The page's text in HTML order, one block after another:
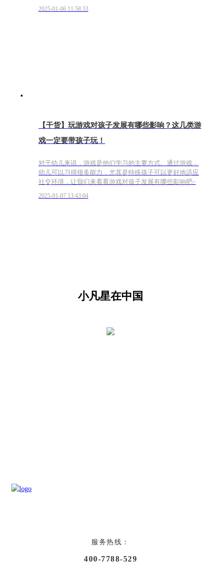
2025-01-06 11:58:33
【干货】玩游戏对孩子发展有哪些影响？这几类游
戏一定要带孩子玩！
对于幼儿来说，游戏是他们学习的主要方式。通过游戏，
幼儿可以习得很多能力，尤其是特殊孩子可以更好地适应
社交环境，让我们来看看游戏对孩子发展有哪些影响吧~
2025-01-07 13:43:04
小凡星在中国
服务热线：
400-7788-529